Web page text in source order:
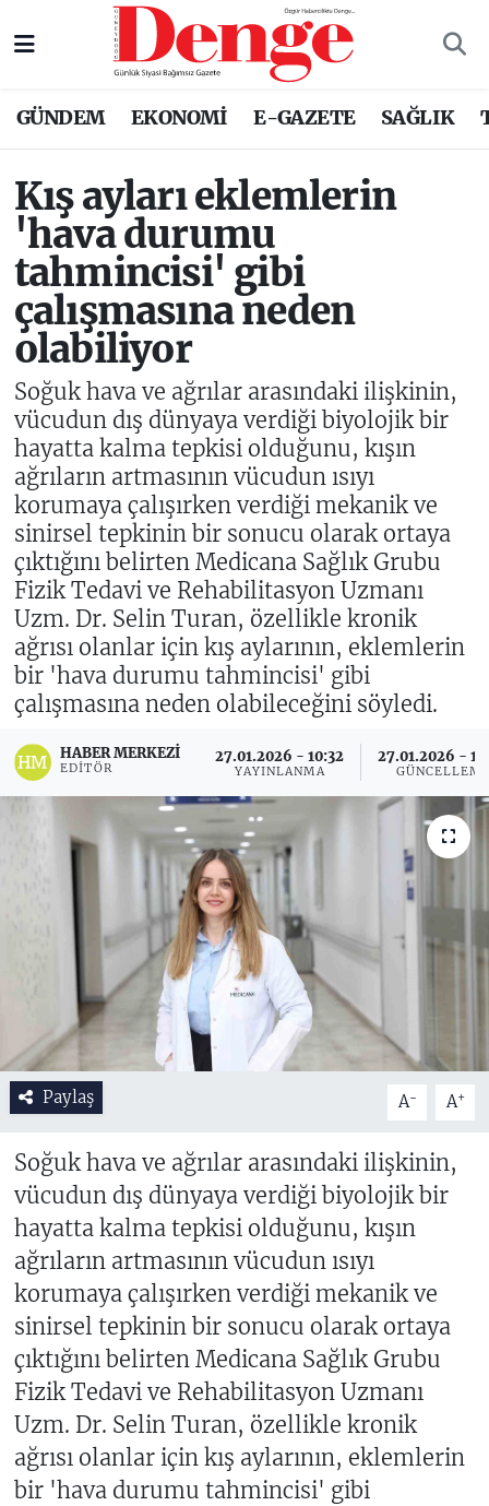
GÜNDEM EKONOMİ E-GAZETE SAĞLIK
Kış ayları eklemlerin
'hava durumu
tahmincisi' gibi
çalışmasına neden
olabiliyor
Soğuk hava ve ağrılar arasındaki ilişkinin,
vücudun dış dünyaya verdiği biyolojik bir
hayatta kalma tepkisi olduğunu, kışın
ağrıların artmasının vücudun ısıyı
korumaya çalışırken verdiği mekanik ve
sinirsel tepkinin bir sonucu olarak ortaya
çıktığını belirten Medicana Sağlık Grubu
Fizik Tedavi ve Rehabilitasyon Uzmanı
Uzm. Dr. Selin Turan, özellikle kronik
ağrısı olanlar için kış aylarının, eklemlerin
bir 'hava durumu tahmincisi' gibi
çalışmasına neden olabileceğini söyledi.
HABER MERKEZI
EDITÖR
27.01.2026 - 10:32
YAYINLANMA
27.01.2026 -
Paylaş A- A+
Soğuk hava ve ağrılar arasındaki ilişkinin,
vücudun dış dünyaya verdiği biyolojik bir
hayatta kalma tepkisi olduğunu, kışın
ağrıların artmasının vücudun ısıyı
korumaya çalışırken verdiği mekanik ve
sinirsel tepkinin bir sonucu olarak ortaya
çıktığını belirten Medicana Sağlık Grubu
Fizik Tedavi ve Rehabilitasyon Uzmanı
Uzm. Dr. Selin Turan, özellikle kronik
ağrısı olanlar için kış aylarının, eklemlerin
bir 'hava durumu tahmincisi' gibi
Nöbetçi Eczaneler
Trafik Durumu
Süper Lig Puan Durumu ve Fikstür
Tüm Manşetler
Son Dakika Haberleri
Haber Arşivi